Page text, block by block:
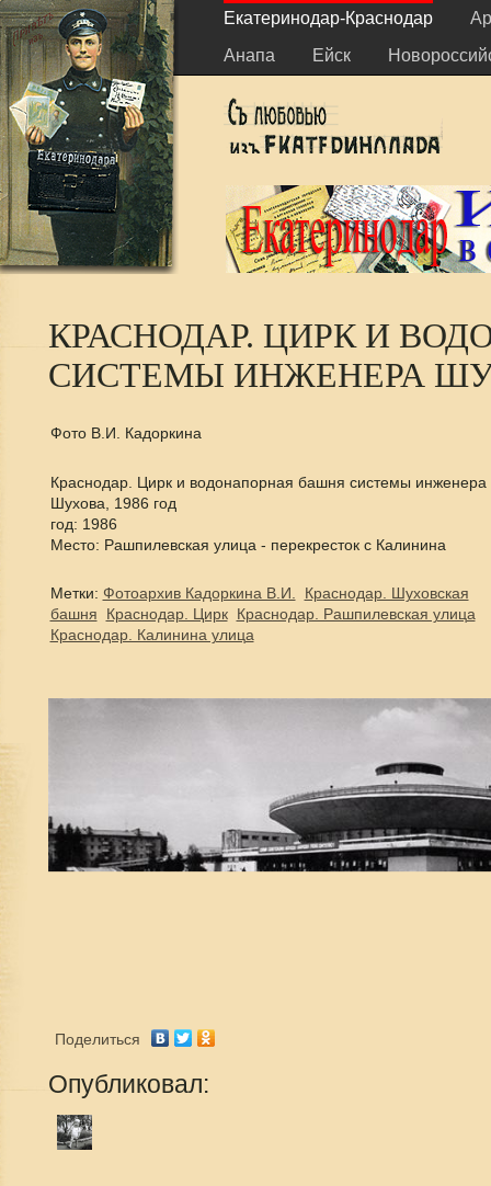
Екатеринодар-Краснодар
Анапа
Ейск
КРАСНОДАР. ЦИРК И
СИСТЕМЫ ИНЖЕНЕРА
Фото В.И. Кадоркина
Краснодар. Цирк и водонапорная башня системы инженера
Шухова, 1986 год
год: 1986
Место: Рашпилевская улица - перекресток с Калинина
Метки: Фотоархив Кадоркина В.И.
Краснодар. Шуховская
башня
Краснодар. Цирк
Краснодар. Рашпилевская улица
Краснодар. Калинина улица
Поделиться
Опубликовал: